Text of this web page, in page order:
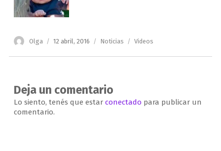
Autor
Olga
Publicado
12 abril, 2016 Categorías
Noticias Etiquetas
Videos
Deja un comentario
Lo siento, tenés que estar conectado para publicar un
comentario.